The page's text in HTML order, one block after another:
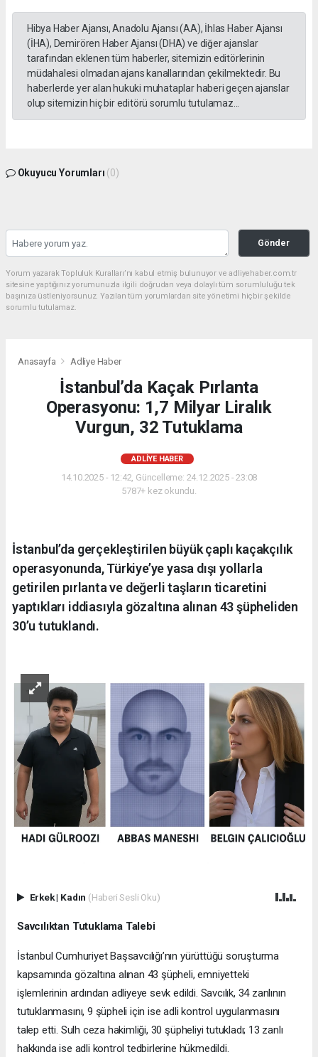
Hibya Haber Ajansı, Anadolu Ajansı (AA), İhlas Haber Ajansı
(İHA), Demirören Haber Ajansı (DHA) ve diğer ajanslar
tarafından eklenen tüm haberler, sitemizin editörlerinin
müdahalesi olmadan ajans kanallarından çekilmektedir. Bu
haberlerde yer alan hukuki muhataplar haberi geçen ajanslar
olup sitemizin hiç bir editörü sorumlu tutulamaz...
Okuyucu Yorumları (0)
Gönder
Yorum yazarak Topluluk Kuralları’nı kabul etmiş bulunuyor ve adliyehaber.com.tr
sitesine yaptığınız yorumunuzla ilgili doğrudan veya dolaylı tüm sorumluluğu tek
başınıza üstleniyorsunuz. Yazılan tüm yorumlardan site yönetimi hiçbir şekilde
sorumlu tutulamaz.
Anasayfa Adliye Haber
İstanbul’da Kaçak Pırlanta
Operasyonu: 1,7 Milyar Liralık
Vurgun, 32 Tutuklama
ADLIYE HABER
14.10.2025 - 12:42, Güncelleme: 24.12.2025 - 23:08
5787+ kez okundu.
İstanbul’da gerçekleştirilen büyük çaplı kaçakçılık
operasyonunda, Türkiye’ye yasa dışı yollarla
getirilen pırlanta ve değerli taşların ticaretini
yaptıkları iddiasıyla gözaltına alınan 43 şüpheliden
30’u tutuklandı.
Erkek| Kadın (Haberi Sesli Oku)
Savcılıktan Tutuklama Talebi
İstanbul Cumhuriyet Başsavcılığı’nın yürüttüğü soruşturma
kapsamında gözaltına alınan 43 şüpheli, emniyetteki
işlemlerinin ardından adliyeye sevk edildi. Savcılık, 34 zanlının
tutuklanmasını, 9 şüpheli için ise adli kontrol uygulanmasını
talep etti. Sulh ceza hakimliği, 30 şüpheliyi tutukladı; 13 zanlı
hakkında ise adli kontrol tedbirlerine hükmedildi.